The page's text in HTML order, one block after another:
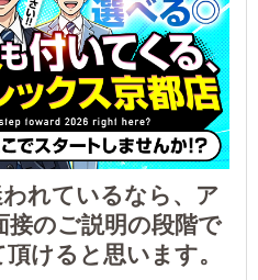
れているなら、ア
のご説明の段階で
けると思います。